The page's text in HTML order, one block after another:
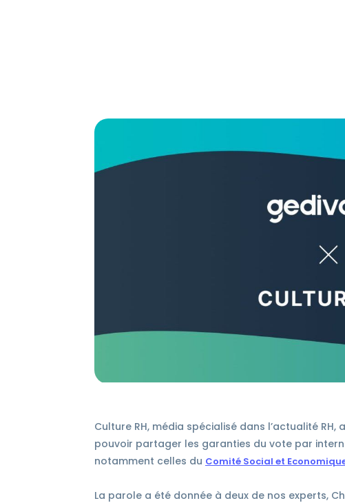
Culture RH, média spécialisé dans l’actualité
pouvoir partager les garanties du vote par
notamment celles du Comité Social et
La parole a été donnée à deux de nos experts,